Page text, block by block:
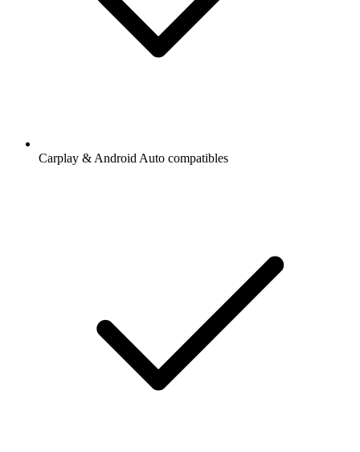
Carplay & Android Auto compatibles